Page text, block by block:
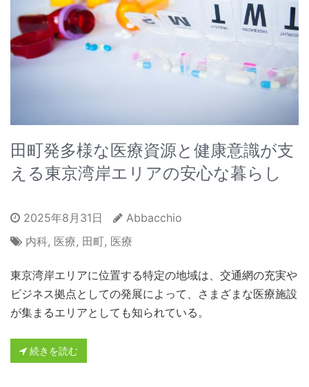
田町発多様な医療資源と健康意識が支
える東京湾岸エリアの安心な暮らし
2025年8月31日
Abbacchio
内科, 医療, 田町, 医療
東京湾岸エリアに位置する特定の地域は、交通網の充実や
ビジネス拠点としての発展によって、さまざまな医療施設
が集まるエリアとしても知られている。
続きを読む